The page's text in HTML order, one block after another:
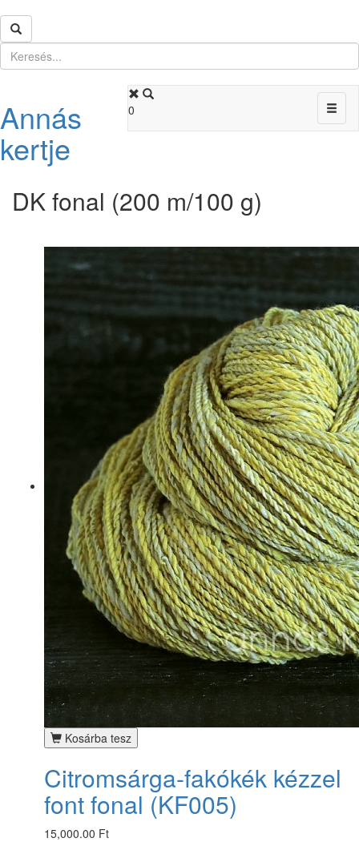
Annás
kertje
Toggle
0
DK fonal (200 m/100 g)
Kosárba tesz
Citromsárga-fakókék kézzel
font fonal (KF005)
15,000.00 Ft